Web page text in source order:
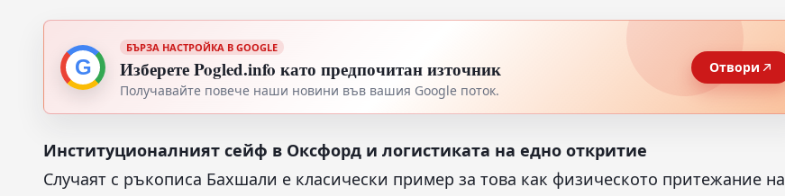
G
БЪРЗА НАСТРОЙКА В GOOGLE
Изберете Pogled.info като предпочитан източник
Получавайте повече наши новини във вашия Google поток.
Отвори
Институционалният сейф в Оксфорд и логистиката на едно откритие
Случаят с ръкописа Бахшали е класически пример за това как физическото притежание на